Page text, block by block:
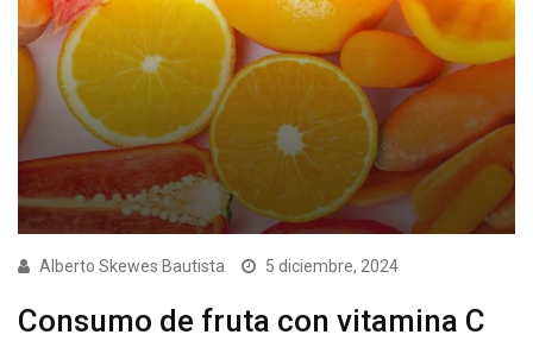
Alberto Skewes Bautista 5 diciembre, 2024
Consumo de fruta con vitamina C